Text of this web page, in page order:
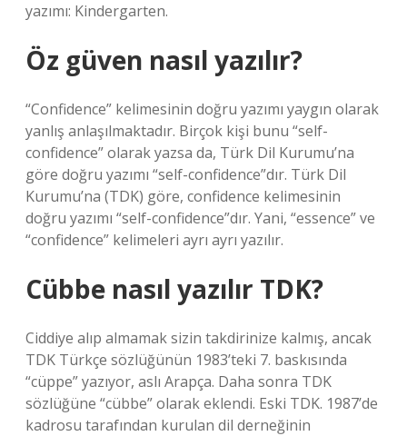
yazımı: Kindergarten.
Öz güven nasıl yazılır?
“Confidence” kelimesinin doğru yazımı yaygın olarak
yanlış anlaşılmaktadır. Birçok kişi bunu “self-
confidence” olarak yazsa da, Türk Dil Kurumu’na
göre doğru yazımı “self-confidence”dır. Türk Dil
Kurumu’na (TDK) göre, confidence kelimesinin
doğru yazımı “self-confidence”dır. Yani, “essence” ve
“confidence” kelimeleri ayrı ayrı yazılır.
Cübbe nasıl yazılır TDK?
Ciddiye alıp almamak sizin takdirinize kalmış, ancak
TDK Türkçe sözlüğünün 1983’teki 7. baskısında
“cüppe” yazıyor, aslı Arapça. Daha sonra TDK
sözlüğüne “cübbe” olarak eklendi. Eski TDK. 1987’de
kadrosu tarafından kurulan dil derneğinin